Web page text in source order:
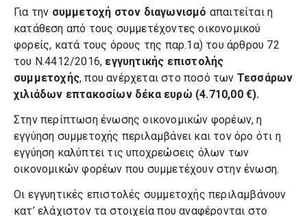
Για την συμμετοχή στον διαγωνισμό απαιτείται η
κατάθεση από τους συμμετέχοντες οικονομικού
φορείς, κατά τους όρους της παρ.1α) του άρθρου 72
του Ν.4412/2016, εγγυητικής επιστολής
συμμετοχής, που ανέρχεται στο ποσό των Τεσσάρων
χιλιάδων επτακοσίων δέκα ευρώ (4.710,00 €).
Στην περίπτωση ένωσης οικονομικών φορέων, η
εγγύηση συμμετοχής περιλαμβάνει και τον όρο ότι η
εγγύηση καλύπτει τις υποχρεώσεις όλων των
οικονομικών φορέων που συμμετέχουν στην ένωση.
Οι εγγυητικές επιστολές συμμετοχής περιλαμβάνουν
κατ’ ελάχιστον τα στοιχεία που αναφέρονται στο